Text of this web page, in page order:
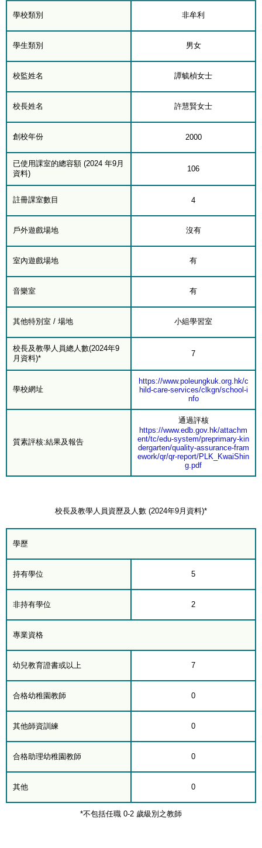
學校類別 非牟利
學生類別 男女
校監姓名 譚毓楨女士
校長姓名 許慧賢女士
創校年份 2000
已使用課室的總容額 (2024 年9月
資料)
106
註冊課室數目 4
戶外遊戲場地 沒有
室內遊戲場地 有
音樂室 有
其他特別室 / 場地 小組學習室
校長及教學人員總人數(2024年9
月資料)*
7
學校網址
https://www.poleungkuk.org.hk/c
hild-care-services/clkgn/school-i
nfo
質素評核:結果及報告
通過評核
https://www.edb.gov.hk/attachm
ent/tc/edu-system/preprimary-kin
dergarten/quality-assurance-fram
ework/qr/qr-report/PLK_KwaiShin
g.pdf
校長及教學人員資歷及人數 (2024年9月資料)*
學歷
持有學位 5
非持有學位 2
專業資格
幼兒教育證書或以上 7
合格幼稚園教師 0
其他師資訓練 0
合格助理幼稚園教師 0
其他 0
*不包括任職 0-2 歲級別之教師